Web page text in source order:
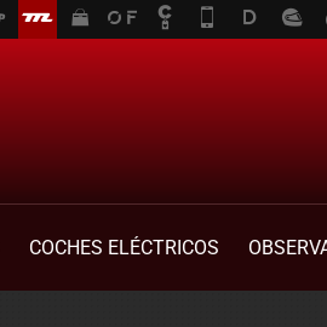
COCHES ELÉCTRICOS